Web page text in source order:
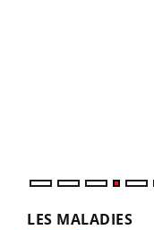
LES MALADIES